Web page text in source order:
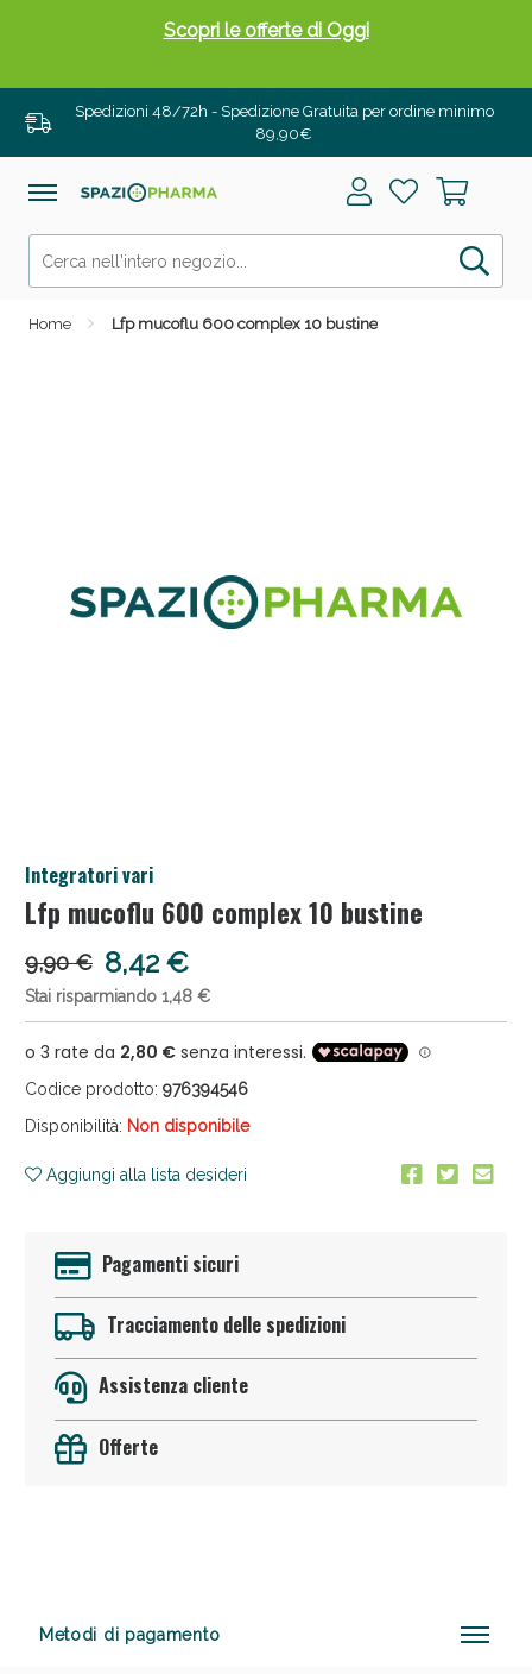
Spedizioni 48/72h - Spedizione Gratuita per ordine minimo
89,90€
Home Lfp mucoflu 600 complex 10 bustine
Integratori vari
Lfp mucoflu 600 complex 10 bustine
9,90 € 8,42 €
Stai risparmiando 1,48 €
Codice prodotto: 976394546
Disponibilità: Non disponibile
Aggiungi alla lista desideri
Pagamenti sicuri
Tracciamento delle spedizioni
Assistenza cliente
Offerte
Metodi di pagamento
Scopri le offerte di Oggi
Salini e Multivitaminici: oggi Sconto extra fino al
Anticellulite e Fanghi: Sconto fino al 40% valido
oggi!